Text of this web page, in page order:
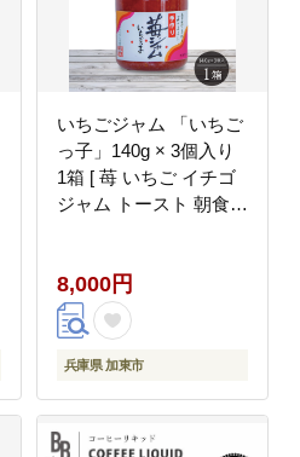
いちごジャム 「いちご
っ子」140g × 3個入り
1箱 [ 苺 いちご イチゴ
ジャム トースト 朝食
ルーツソース ]
8,000円
兵庫県 加東市